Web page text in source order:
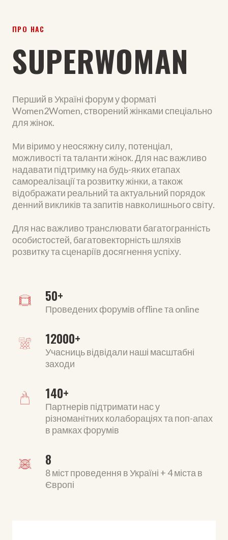
ПРО НАС
SUPERWOMAN
Перший в Україні форум у форматі
Women2Women, створений жінками спеціально
для жінок.
Ми віримо у неосяжну силу, потенціал,
можливості та таланти жінок. Для нас важливо
надавати підтримку на будь-яких етапах
самореалізації та розвитку жінки, а також
відображати реальний та актуальний порядок
денний викликів та запитів навколишнього світу.
Для нас важливо транслювати багатогранність
особистостей, багатовекторність шляхів
розвитку та сценаріїв досягнення успіху.
50+
Проведених форумів offline та online
12000+
Учасниць відвідали наші масштабні
заходи
140+
Партнерів підтримати нас у
різноманітних колабораціях та поп-апах
в рамках форумів
8
8 міст проведення в Україні + 4 міста в
Європі